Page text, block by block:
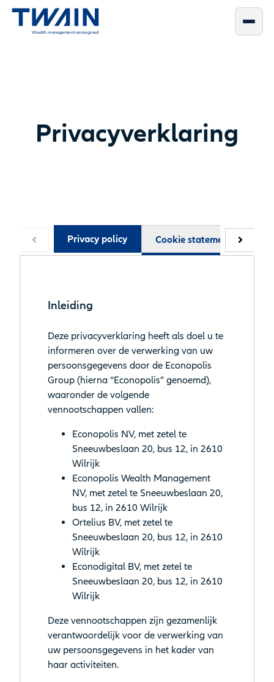
Wealth management reimagined
Privacyverklaring
Privacy policy Cookie statement
Inleiding
Deze privacyverklaring heeft als doel u te
informeren over de verwerking van uw
persoonsgegevens door de Econopolis
Group (hierna “Econopolis” genoemd),
waaronder de volgende
vennootschappen vallen:
Econopolis NV, met zetel te
Sneeuwbeslaan 20, bus 12, in 2610
Wilrijk
Econopolis Wealth Management
NV, met zetel te Sneeuwbeslaan 20,
bus 12, in 2610 Wilrijk
Ortelius BV, met zetel te
Sneeuwbeslaan 20, bus 12, in 2610
Wilrijk
Econodigital BV, met zetel te
Sneeuwbeslaan 20, bus 12, in 2610
Wilrijk
Deze vennootschappen zijn gezamenlijk
verantwoordelijk voor de verwerking van
uw persoonsgegevens in het kader van
haar activiteiten.